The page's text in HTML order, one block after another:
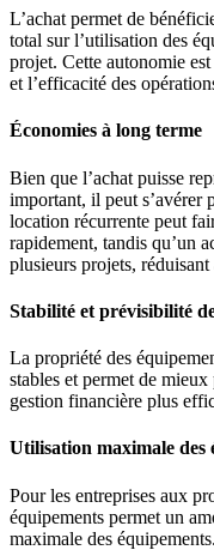
L’achat permet de
total sur l’utilisation des
projet. Cette autonomie
et l’efficacité des
Économies à long terme
Bien que l’achat puisse
important, il peut s’avérer
location récurrente peut
rapidement, tandis qu’un
plusieurs projets,
Stabilité et prévisibilité
La propriété des
stables et permet de
gestion financière plus
Utilisation maximale des
Pour les entreprises aux
équipements permet un
maximale des équipements.